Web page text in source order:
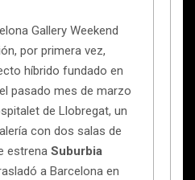
Gallery Weekend
por primera vez,
híbrido fundado en
pasado mes de marzo
de Llobregat, un
con dos salas de
estrena Suburbia
a Barcelona en